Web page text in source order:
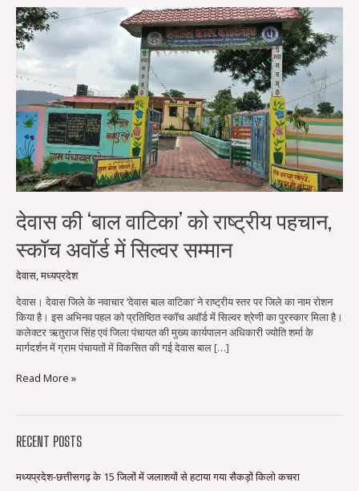
देवास की ‘बाल वाटिका’ को राष्ट्रीय पहचान,
स्कॉच अवॉर्ड में सिल्वर सम्मान
देवास,मध्यप्रदेश
देवास। देवास जिले के नवाचार ‘देवास बाल वाटिका’ ने राष्ट्रीय स्तर पर जिले का नाम रोशन
किया है। इस अभिनव पहल को प्रतिष्ठित स्कॉच अवॉर्ड में सिल्वर श्रेणी का पुरस्कार मिला है।
कलेक्टर ऋतुराज सिंह एवं जिला पंचायत की मुख्य कार्यपालन अधिकारी ज्योति शर्मा के
मार्गदर्शन में ग्राम पंचायतों में विकसित की गई देवास बाल […]
देवास
की
‘बाल
वाटिका’
को
राष्ट्रीय
पहचान,
स्कॉच
अवॉर्ड
में
सिल्वर
सम्मान
Read More »
RECENT POSTS
मध्यप्रदेश-छत्तीसगढ़ के 15 जिलों में जलाशयों से हटाया गया सैकड़ों किलो कचरा